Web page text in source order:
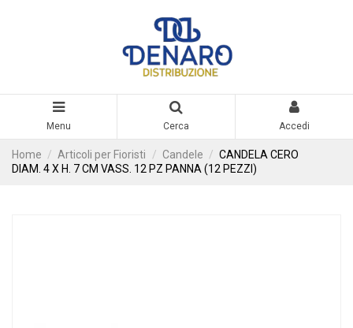
Menu Cerca Accedi
Home Articoli per Fioristi Candele
CANDELA CERO
DIAM. 4 X H. 7 CM VASS. 12 PZ PANNA (12 PEZZI)